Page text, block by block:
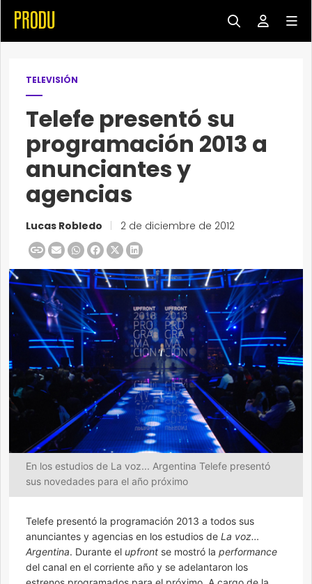
TELEVISIÓN
Telefe presentó su
programación 2013 a
anunciantes y
agencias
Lucas Robledo 2 de diciembre de 2012
En los estudios de La voz... Argentina Telefe presentó
sus novedades para el año próximo
Telefe presentó la programación 2013 a todos sus
anunciantes y agencias en los estudios de La voz…
Argentina. Durante el upfront se mostró la performance
del canal en el corriente año y se adelantaron los